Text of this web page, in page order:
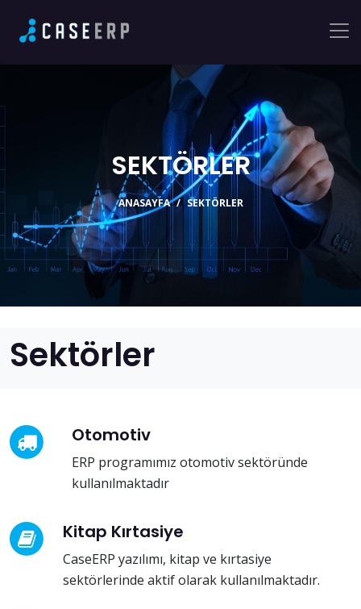
SEKTÖRLER
ANASAYFA SEKTÖRLER
Sektörler
Otomotiv
ERP programımız otomotiv sektöründe
kullanılmaktadır
Kitap Kırtasiye
CaseERP yazılımı, kitap ve kırtasiye
sektörlerinde aktif olarak kullanılmaktadır.